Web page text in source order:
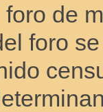
de
foro